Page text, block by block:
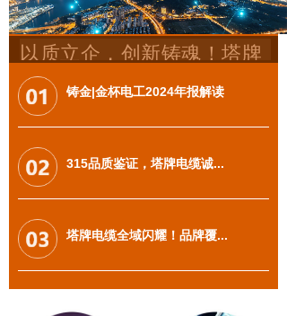
以质立企，创新铸魂！塔牌
电缆领航线缆智造新未来
共识·共创｜塔牌电缆召开第二届第六次
第二届第六次职工代表大会
315品质鉴证，塔牌电缆诚...
铸金|金杯电工2024年报解读
塔牌电缆全域闪耀！品牌覆...